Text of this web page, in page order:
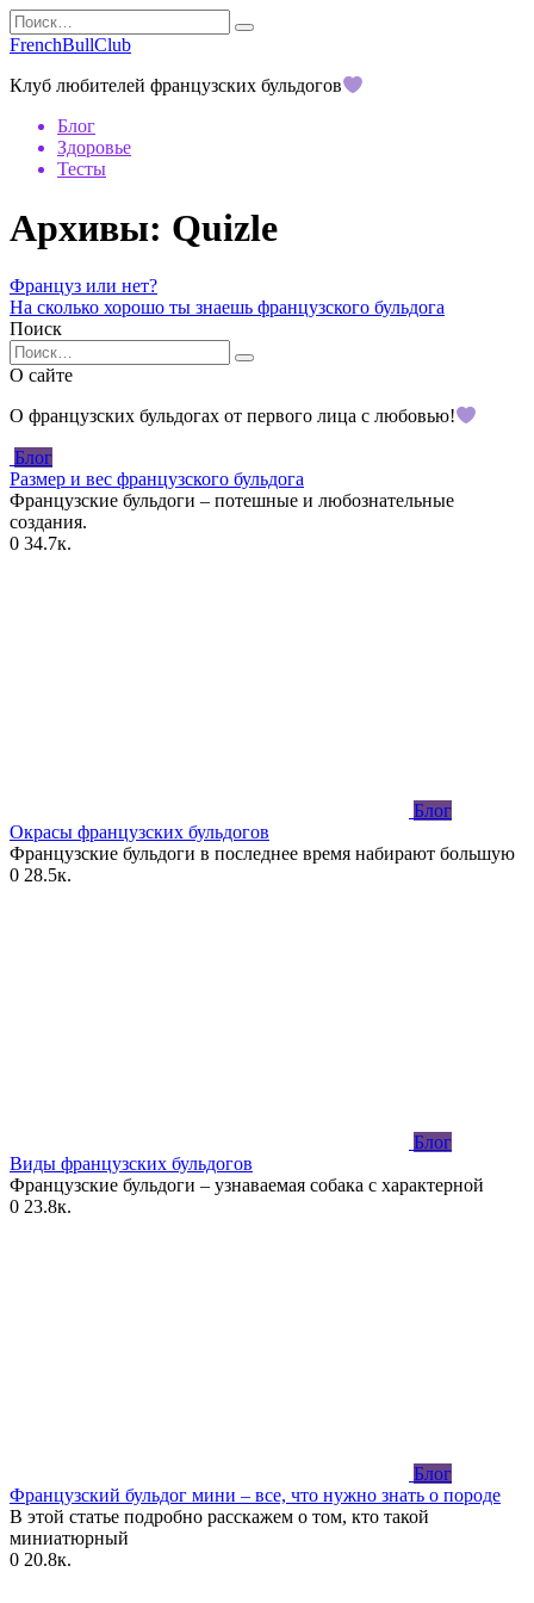
Перейти
к
Search
for:
FrenchBullClub
Клуб любителей французских бульдогов
Блог
Здоровье
Тесты
Архивы: Quizle
Француз или нет?
На сколько хорошо ты знаешь французского бульдога
Поиск
Search
for:
О сайте
О французских бульдогах от первого лица с любовью!
Блог
Размер и вес французского бульдога
Французские бульдоги ‒ потешные и любознательные
создания.
0 34.7к.
Блог
Окрасы французских бульдогов
Французские бульдоги в последнее время набирают большую
0 28.5к.
Блог
Виды французских бульдогов
Французские бульдоги – узнаваемая собака с характерной
0 23.8к.
Блог
Французский бульдог мини – все, что нужно знать о породе
В этой статье подробно расскажем о том, кто такой
миниатюрный
0 20.8к.